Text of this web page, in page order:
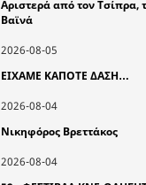
Αριστερά από τον Τσίπρα,
Βαϊνά
2026-08-05
ΕΙΧΑΜΕ ΚΑΠΟΤΕ ΔΑΣΗ…
2026-08-04
Νικηφόρος Βρεττάκος
2026-08-04